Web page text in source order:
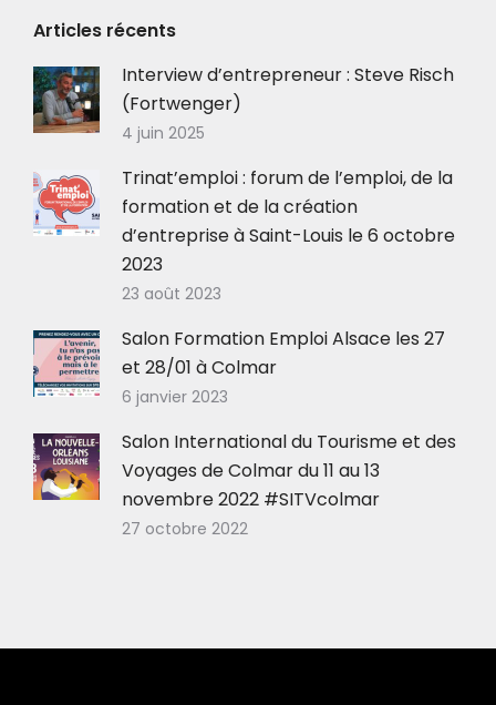
Articles récents
Interview d’entrepreneur : Steve Risch
(Fortwenger)
4 juin 2025
Trinat’emploi : forum de l’emploi, de la
formation et de la création
d’entreprise à Saint-Louis le 6 octobre
2023
23 août 2023
Salon Formation Emploi Alsace les 27
et 28/01 à Colmar
6 janvier 2023
Salon International du Tourisme et des
Voyages de Colmar du 11 au 13
novembre 2022 #SITVcolmar
27 octobre 2022